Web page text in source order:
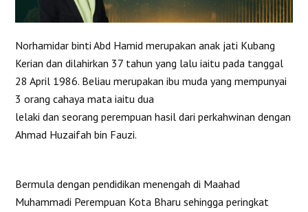
Norhamidar binti Abd Hamid merupakan anak jati Kubang
Kerian dan dilahirkan 37 tahun yang lalu iaitu pada tanggal
28 April 1986. Beliau merupakan ibu muda yang mempunyai
3 orang cahaya mata iaitu dua
lelaki dan seorang perempuan hasil dari perkahwinan dengan
Ahmad Huzaifah bin Fauzi.
Bermula dengan pendidikan menengah di Maahad
Muhammadi Perempuan Kota Bharu sehingga peringkat